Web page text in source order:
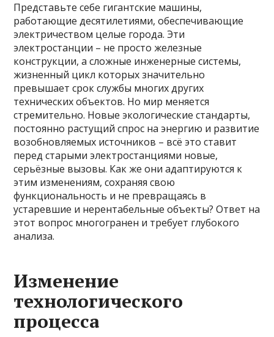
Представьте себе гигантские машины,
работающие десятилетиями, обеспечивающие
электричеством целые города. Эти
электростанции – не просто железные
конструкции, а сложные инженерные системы,
жизненный цикл которых значительно
превышает срок службы многих других
технических объектов. Но мир меняется
стремительно. Новые экологические стандарты,
постоянно растущий спрос на энергию и развитие
возобновляемых источников – всё это ставит
перед старыми электростанциями новые,
серьёзные вызовы. Как же они адаптируются к
этим изменениям, сохраняя свою
функциональность и не превращаясь в
устаревшие и нерентабельные объекты? Ответ на
этот вопрос многогранен и требует глубокого
анализа.
Изменение
технологического
процесса